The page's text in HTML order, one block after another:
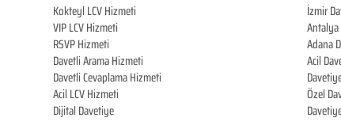
Kokteyl LCV Hizmeti
VIP LCV Hizmeti
RSVP Hizmeti
Davetli Arama Hizmeti
Davetli Cevaplama Hizmeti
Acil LCV Hizmeti
Dijital Davetiye
İzmir
Adana
Acil
Özel